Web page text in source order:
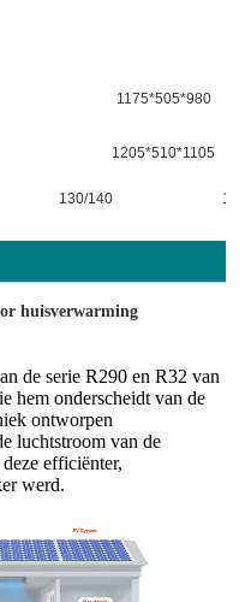
1175*505*980
1205*510*1105
130/140
huisverwarming
de serie R290 en R32 van
hem onderscheidt van de
ontworpen
luchtstroom van de
efficiënter,
werd.